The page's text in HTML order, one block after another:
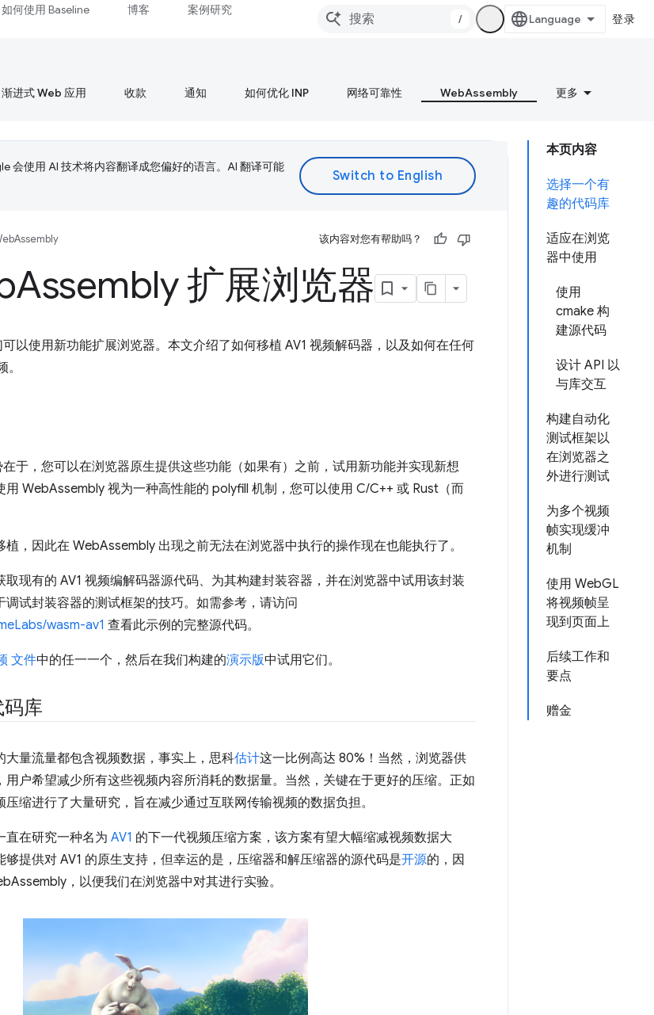
如何使用 Baseline 博客 案例研究
/ 登录
渐进式 Web 应用 收款 通知 如何优化 INP 网络可靠性 WebAssembly 更多
本页内容
选择一个有
趣的代码库
适应在浏览
器中使用
使用
cmake 构
建源代码
设计 API 以
与库交互
构建自动化
测试框架以
在浏览器之
外进行测试
为多个视频
帧实现缓冲
机制
使用 WebGL
将视频帧呈
现到页面上
后续工作和
要点
赠金
会使用 AI 技术将内容翻译成您偏好的语言。AI 翻译可能
该内容对您有帮助吗？
Assembly 扩展浏览器
以使用新功能扩展浏览器。本文介绍了如何移植 AV1 视频解码器，以及如何在任何
于，您可以在浏览器原生提供这些功能（如果有）之前，试用新功能并实现新想
用 WebAssembly 视为一种高性能的 polyfill 机制，您可以使用 C/C++ 或 Rust（而
，因此在 WebAssembly 出现之前无法在浏览器中执行的操作现在也能执行了。
现有的 AV1 视频编解码器源代码、为其构建封装容器，并在浏览器中试用该封装
试封装容器的测试框架的技巧。如需参考，请访问
wasm-av1 查看此示例的完整源代码。
文件中的任一一个，然后在我们构建的演示版中试用它们。
库
大量流量都包含视频数据，事实上，思科估计这一比例高达 80%！当然，浏览器供
户希望减少所有这些视频内容所消耗的数据量。当然，关键在于更好的压缩。正如
缩进行了大量研究，旨在减少通过互联网传输视频的数据负担。
直在研究一种名为 AV1 的下一代视频压缩方案，该方案有望大幅缩减视频数据大
提供对 AV1 的原生支持，但幸运的是，压缩器和解压缩器的源代码是开源的，因
，以便我们在浏览器中对其进行实验。